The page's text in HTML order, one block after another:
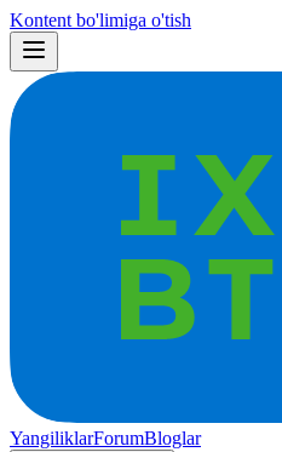
Kontent bo'limiga o'tish
YangiliklarForumBloglar